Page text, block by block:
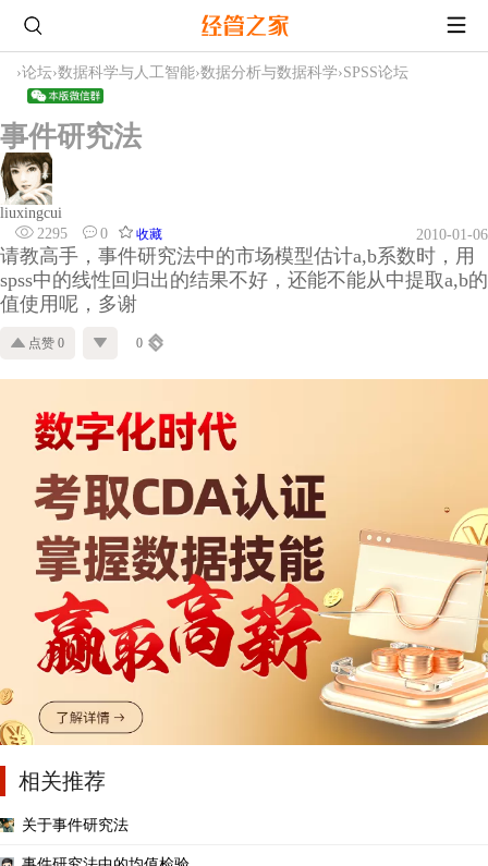
›论坛›数据科学与人工智能›数据分析与数据科学›SPSS论坛
事件研究法
liuxingcui
2295
0 收藏 2010-01-06
请教高手，事件研究法中的市场模型估计a,b系数时，用
spss中的线性回归出的结果不好，还能不能从中提取a,b的
值使用呢，多谢
点赞 0 0
相关推荐
关于事件研究法